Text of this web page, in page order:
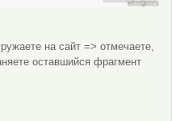
на сайт => отмечаете,
оставшийся фрагмент